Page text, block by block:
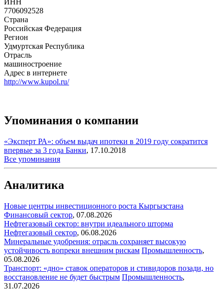
ИНН
7706092528
Страна
Российская Федерация
Регион
Удмуртская Республика
Отрасль
машиностроение
Адрес в интернете
http://www.kupol.ru/
Упоминания о компании
«Эксперт РА»: объем выдач ипотеки в 2019 году сократится
впервые за 3 года Банки, 17.10.2018
Все упоминания
Аналитика
Новые центры инвестиционного роста Кыргызстана
Финансовый сектор, 07.08.2026
Нефтегазовый сектор: внутри идеального шторма
Нефтегазовый сектор, 06.08.2026
Минеральные удобрения: отрасль сохраняет высокую
устойчивость вопреки внешним рискам Промышленность,
05.08.2026
Транспорт: «дно» ставок операторов и стивидоров позади, но
восстановление не будет быстрым Промышленность,
31.07.2026